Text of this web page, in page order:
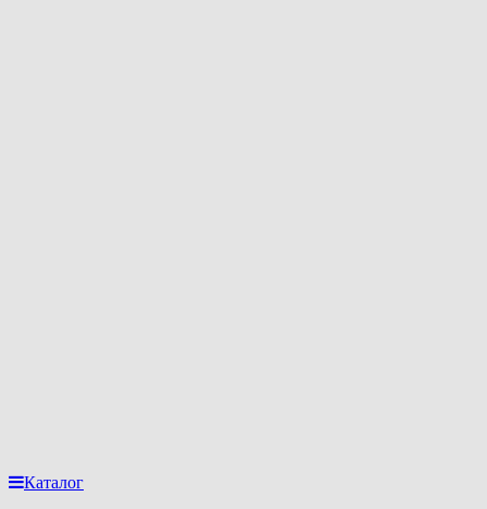
Каталог